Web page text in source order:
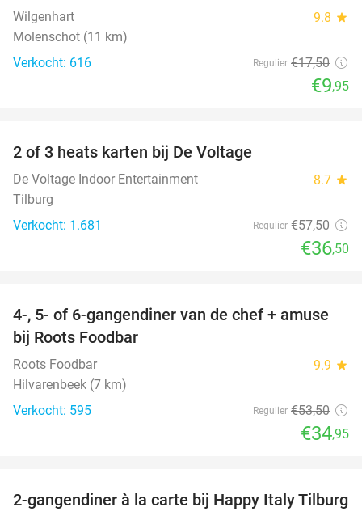
Wilgenhart 9.8 star
Molenschot (11 km)
Verkocht: 616
Regulier €17,50
€9,95
2 of 3 heats karten bij De Voltage
De Voltage Indoor Entertainment 8.7 star
Tilburg
Verkocht: 1.681
Regulier €57,50
€36,50
35%
4-, 5- of 6-gangendiner van de chef + amuse
bij Roots Foodbar
Roots Foodbar 9.9 star
Hilvarenbeek (7 km)
Verkocht: 595
Regulier €53,50
€34,95
35%
2-gangendiner à la carte bij Happy Italy Tilburg